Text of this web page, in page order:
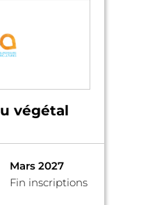
végétal
Mars 2027
Fin inscriptions